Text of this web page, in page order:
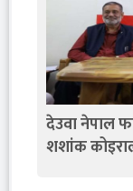
देउवा नेपाल
शशांक